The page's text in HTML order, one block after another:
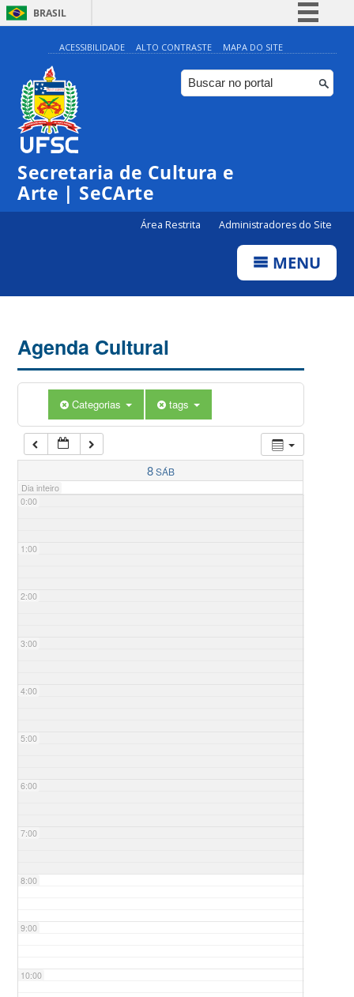
BRASIL
Simplifique!
Comunica BR
Participe
ACESSIBILIDADE ALTO CONTRASTE MAPA DO SITE
Secretaria de Cultura e
Arte | SeCArte
Área Restrita Administradores do Site
MENU
Agenda Cultural
Categorias tags
8SÁB
Dia inteiro
0:00
1:00
2:00
3:00
4:00
5:00
6:00
7:00
8:00
9:00
10:00